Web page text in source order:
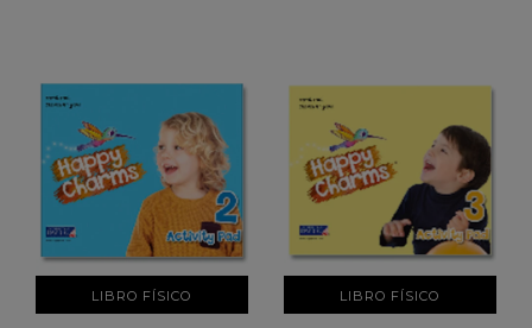
LIBRO FÍSICO
VER DETALLES
LIBRO FÍSICO
VER DETALLES